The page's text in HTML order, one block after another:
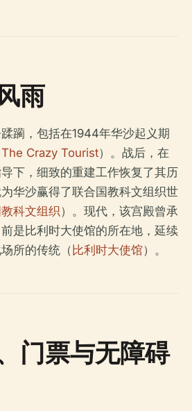
雨
躏，包括在1944年华沙起义期
The Crazy Tourist）。战后，在
下，细致的重建工作恢复了其历
华沙赢得了联合国教科文组织世
科文组织）。现代，该宫殿曾承
是比利时大使馆的所在地，延续
所的传统（比利时大使馆）。
门票与无障碍